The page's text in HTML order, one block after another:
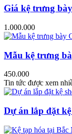
Giá kệ trưng
1.000.000
Mẫu kệ trưng
450.000
Tin tức được xem
Dự án lắp đặt